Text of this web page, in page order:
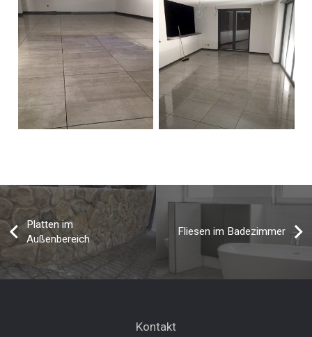
Platten im
Außenbereich
Fliesen im Badezimmer
Kontakt